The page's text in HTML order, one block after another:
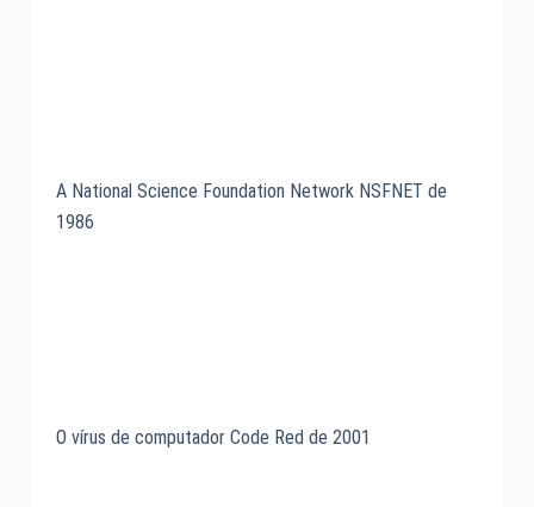
A National Science Foundation Network NSFNET de
1986
O vírus de computador Code Red de 2001